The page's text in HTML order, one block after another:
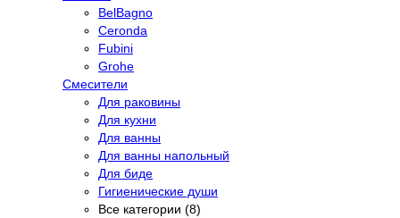
BelBagno
Ceronda
Fubini
Grohe
Смесители
Для раковины
Для кухни
Для ванны
Для ванны напольный
Для биде
Гигиенические души
Все категории (8)